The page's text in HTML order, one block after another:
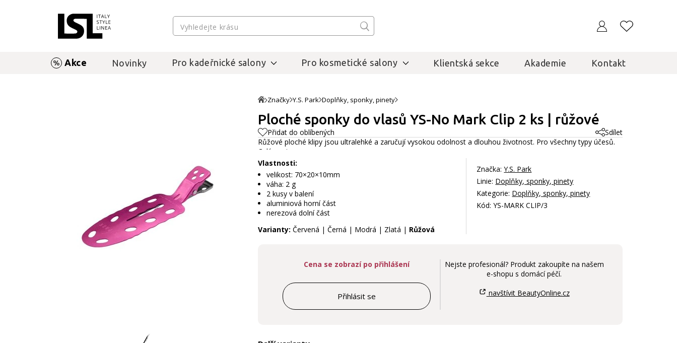
Akce Novinky Pro kadeřnické salony Pro kosmetické salony Klientská sekce Akademie Kontakt
Značky Y.S. Park Doplňky, sponky, pinety
Ploché sponky do vlasů YS-No Mark Clip 2 ks | růžové
Přidat do oblíbených
Sdílet
Růžové ploché klipy jsou ultralehké a zaručují vysokou odolnost a dlouhou životnost. Pro všechny typy účesů.
Celý popis
Vlastnosti:
velikost: 70×20×10mm
váha: 2 g
2 kusy v balení
aluminiová horní část
nerezová dolní část
Varianty: Červená | Černá | Modrá | Zlatá | Růžová
Značka:Y.S. Park
Linie: Doplňky, sponky, pinety
Kategorie: Doplňky, sponky, pinety
Kód: YS-MARK CLIP/3
Cena se zobrazí po přihlášení
Přihlásit se
Nejste profesionál? Produkt zakoupíte na našem
e-shopu s domácí péčí.
navštívit BeautyOnline.cz